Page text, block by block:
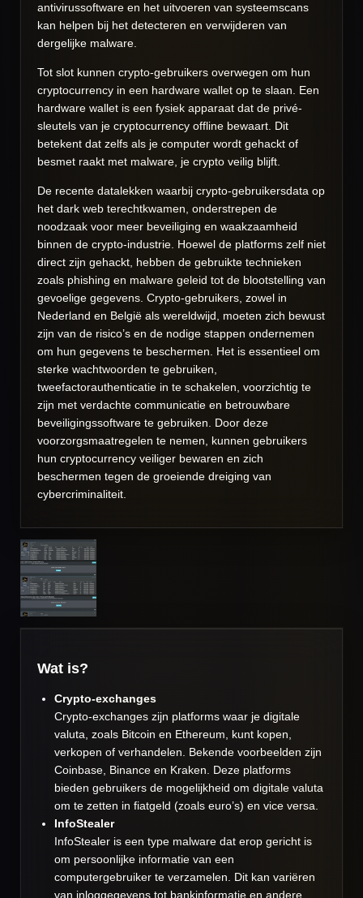
antivirussoftware en het uitvoeren van systeemscans
kan helpen bij het detecteren en verwijderen van
dergelijke malware.
Tot slot kunnen crypto-gebruikers overwegen om hun
cryptocurrency in een hardware wallet op te slaan. Een
hardware wallet is een fysiek apparaat dat de privé-
sleutels van je cryptocurrency offline bewaart. Dit
betekent dat zelfs als je computer wordt gehackt of
besmet raakt met malware, je crypto veilig blijft.
De recente datalekken waarbij crypto-gebruikersdata op
het dark web terechtkwamen, onderstrepen de
noodzaak voor meer beveiliging en waakzaamheid
binnen de crypto-industrie. Hoewel de platforms zelf niet
direct zijn gehackt, hebben de gebruikte technieken
zoals phishing en malware geleid tot de blootstelling van
gevoelige gegevens. Crypto-gebruikers, zowel in
Nederland en België als wereldwijd, moeten zich bewust
zijn van de risico’s en de nodige stappen ondernemen
om hun gegevens te beschermen. Het is essentieel om
sterke wachtwoorden te gebruiken,
tweefactorauthenticatie in te schakelen, voorzichtig te
zijn met verdachte communicatie en betrouwbare
beveiligingssoftware te gebruiken. Door deze
voorzorgsmaatregelen te nemen, kunnen gebruikers
hun cryptocurrency veiliger bewaren en zich
beschermen tegen de groeiende dreiging van
cybercriminaliteit.
Wat is?
Crypto-exchanges
Crypto-exchanges zijn platforms waar je digitale
valuta, zoals Bitcoin en Ethereum, kunt kopen,
verkopen of verhandelen. Bekende voorbeelden zijn
Coinbase, Binance en Kraken. Deze platforms
bieden gebruikers de mogelijkheid om digitale valuta
om te zetten in fiatgeld (zoals euro’s) en vice versa.
InfoStealer
InfoStealer is een type malware dat erop gericht is
om persoonlijke informatie van een
computergebruiker te verzamelen. Dit kan variëren
van inloggegevens tot bankinformatie en andere